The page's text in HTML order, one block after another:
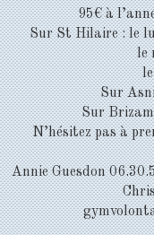
95€ à
Sur St Hilaire : le
le
Sur
Sur
N’hésitez pas à
Annie Guesdon